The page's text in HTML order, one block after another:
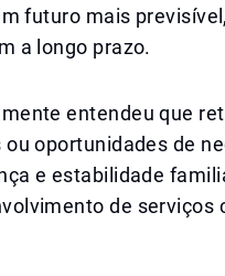
futuro mais
a longo prazo.
entendeu que
oportunidades de
e estabilidade
de serviços